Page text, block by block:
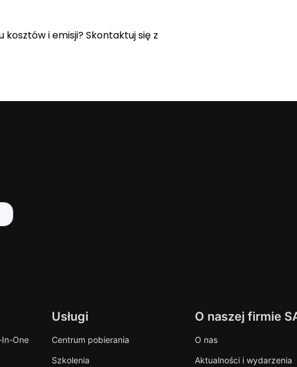
i emisji? Skontaktuj się z
One
Usługi
Centrum pobierania
Szkolenia
O naszej firmie
O nas
Aktualności i wydarzenia